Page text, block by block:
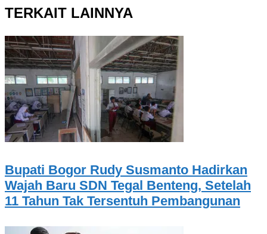
TERKAIT LAINNYA
Bupati Bogor Rudy Susmanto Hadirkan
Wajah Baru SDN Tegal Benteng, Setelah
11 Tahun Tak Tersentuh Pembangunan